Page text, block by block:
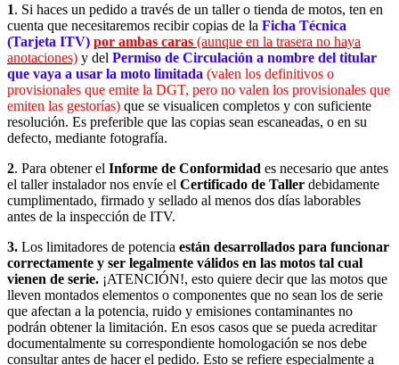
1. Si haces un pedido a través de un taller o tienda de motos, ten en
cuenta que necesitaremos recibir copias de la Ficha Técnica
(Tarjeta ITV) por ambas caras (aunque en la trasera no haya
anotaciones) y del Permiso de Circulación a nombre del titular
que vaya a usar la moto limitada (valen los definitivos o
provisionales que emite la DGT, pero no valen los provisionales que
emiten las gestorías) que se visualicen completos y con suficiente
resolución. Es preferible que las copias sean escaneadas, o en su
defecto, mediante fotografía.
2. Para obtener el Informe de Conformidad es necesario que antes
el taller instalador nos envíe el Certificado de Taller debidamente
cumplimentado, firmado y sellado al menos dos días laborables
antes de la inspección de ITV.
3. Los limitadores de potencia están desarrollados para funcionar
correctamente y ser legalmente válidos en las motos tal cual
vienen de serie. ¡ATENCIÓN!, esto quiere decir que las motos que
lleven montados elementos o componentes que no sean los de serie
que afectan a la potencia, ruido y emisiones contaminantes no
podrán obtener la limitación. En esos casos que se pueda acreditar
documentalmente su correspondiente homologación se nos debe
consultar antes de hacer el pedido. Esto se refiere especialmente a